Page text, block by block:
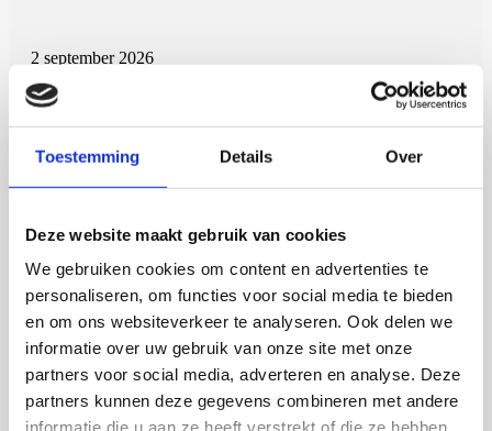
Toestemming Details Over
Deze website maakt gebruik van cookies
We gebruiken cookies om content en advertenties te
personaliseren, om functies voor social media te bieden
en om ons websiteverkeer te analyseren. Ook delen we
informatie over uw gebruik van onze site met onze
partners voor social media, adverteren en analyse. Deze
partners kunnen deze gegevens combineren met andere
informatie die u aan ze heeft verstrekt of die ze hebben
2 september 2026
Martijn de Roij
Open Ebook
Jia Li
16 september 2026
Jia Li